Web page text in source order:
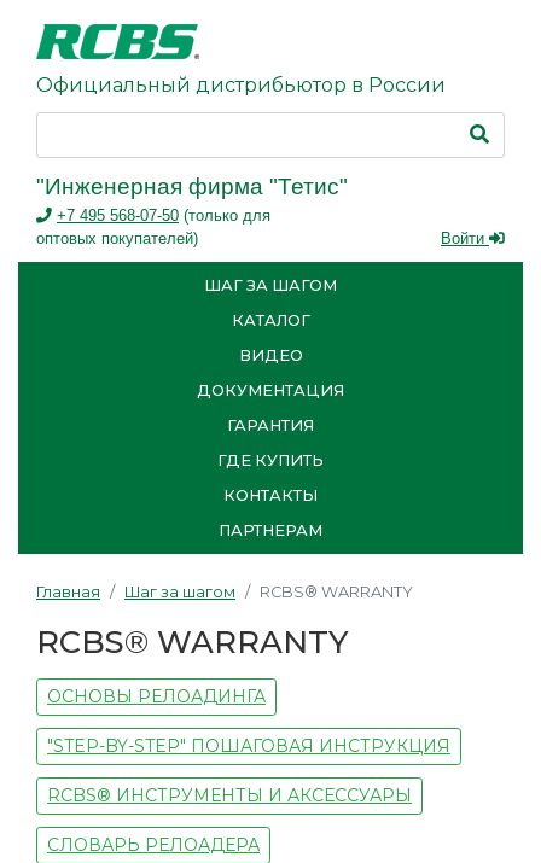
Официальный дистрибьютор в России
"Инженерная фирма "Тетис"
+7 495 568-07-50 (только для
оптовых покупателей)
Войти
ШАГ ЗА ШАГОМ
КАТАЛОГ
ВИДЕО
ДОКУМЕНТАЦИЯ
ГАРАНТИЯ
ГДЕ КУПИТЬ
КОНТАКТЫ
ПАРТНЕРАМ
Главная Шаг за шагом RCBS® WARRANTY
RCBS® WARRANTY
ОСНОВЫ РЕЛОАДИНГА
"STEP-BY-STEP" ПОШАГОВАЯ ИНСТРУКЦИЯ
RCBS® ИНСТРУМЕНТЫ И АКСЕССУАРЫ
СЛОВАРЬ РЕЛОАДЕРА